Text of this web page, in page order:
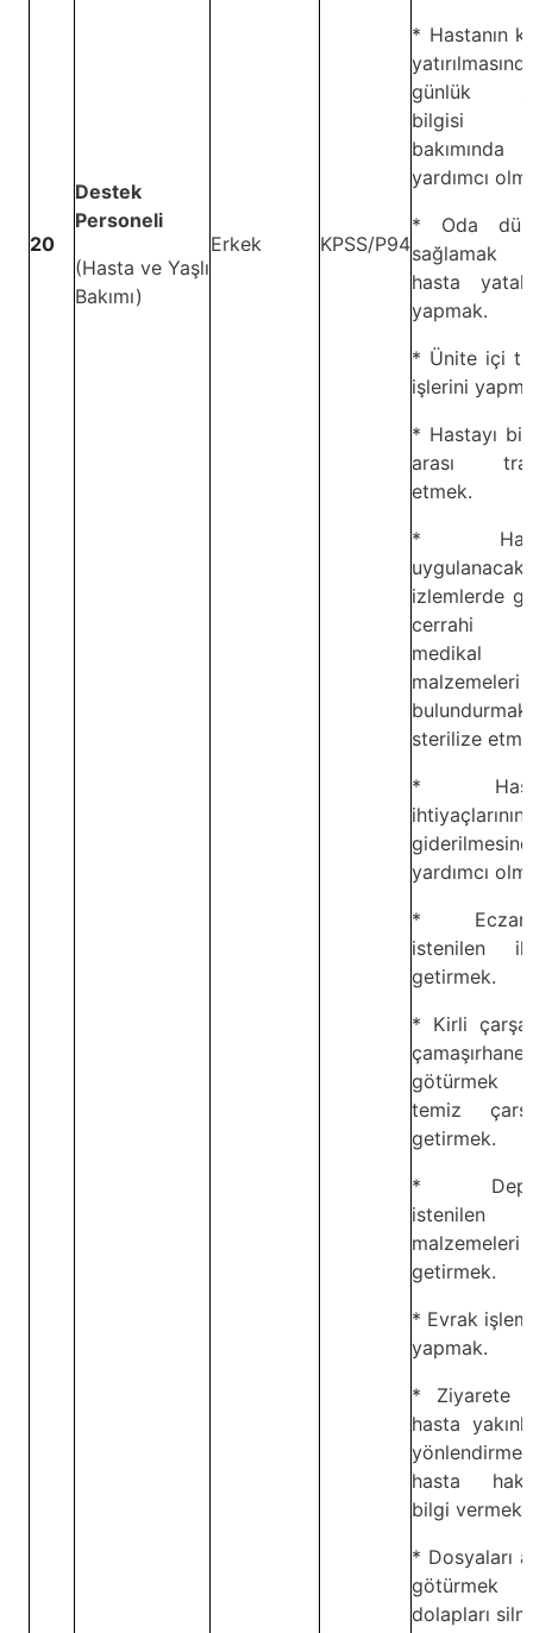
20
Destek
Personeli
(Hasta ve Yaşlı
Bakımı)
Erkek KPSS/P94
* Hastanın
günlük
bilgisi
bakımında
yardımcı
* Oda
hasta
yapmak.
* Ünite içi
işlerini
* Hastayı
arası
etmek.
*
uygulanacak
izlemlerde
cerrahi
medikal
malzemeleri
sterilize
*
ihtiyaçlarının
yardımcı
*
istenilen
getirmek.
* Kirli
temiz
getirmek.
*
istenilen
malzemeleri
getirmek.
* Evrak
yapmak.
* Ziyarete
hasta
hasta
bilgi vermek.
* Dosyaları
dolapları